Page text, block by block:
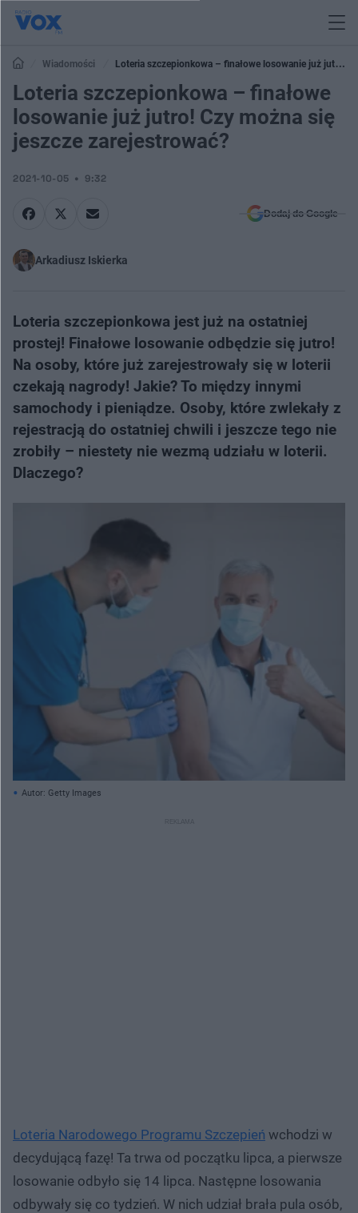
Wiadomości
Loteria szczepionkowa – finałowe losowanie już jutro!
Czy można się jeszcze zarejestrować?
Loteria szczepionkowa – finałowe
losowanie już jutro! Czy można się
jeszcze zarejestrować?
2021-10-05 9:32
Dodaj do Google
Arkadiusz Iskierka
Loteria szczepionkowa jest już na ostatniej
prostej! Finałowe losowanie odbędzie się jutro!
Na osoby, które już zarejestrowały się w loterii
czekają nagrody! Jakie? To między innymi
samochody i pieniądze. Osoby, które zwlekały z
rejestracją do ostatniej chwili i jeszcze tego nie
zrobiły – niestety nie wezmą udziału w loterii.
Dlaczego?
Autor: Getty Images
Loteria Narodowego Programu Szczepień wchodzi w
decydującą fazę! Ta trwa od początku lipca, a pierwsze
losowanie odbyło się 14 lipca. Następne losowania
odbywały się co tydzień. W nich udział brała pula osób,